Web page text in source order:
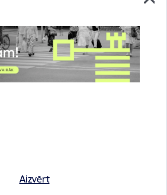
Aizvērt
Sniegt atsauksmi